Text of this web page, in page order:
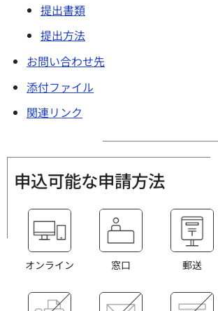
提出書類
提出方法
お問い合わせ先
添付ファイル
関連リンク
申込可能な申請方法
オンライン 窓口 郵送